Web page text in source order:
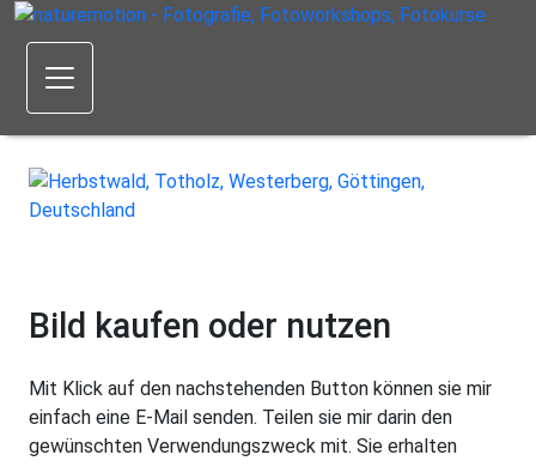
Bild kaufen oder nutzen
Mit Klick auf den nachstehenden Button können sie mir
einfach eine E-Mail senden. Teilen sie mir darin den
gewünschten Verwendungszweck mit. Sie erhalten